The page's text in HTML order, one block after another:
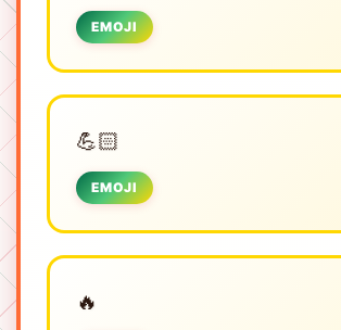
EMOJI
💪🏻
EMOJI
🔥